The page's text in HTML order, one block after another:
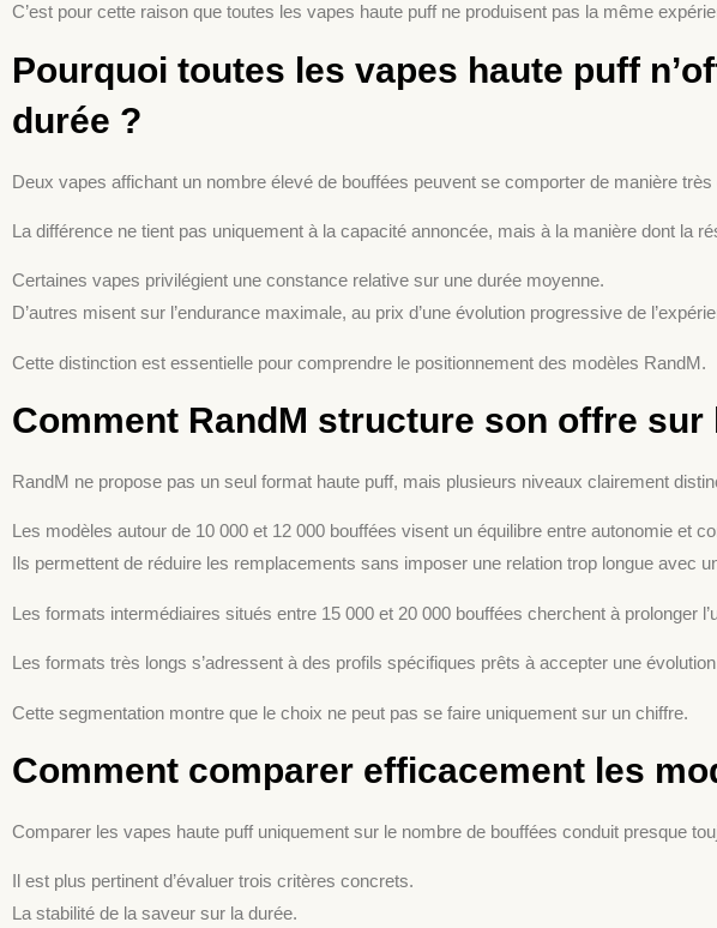
C’est pour cette raison que toutes les vapes haute puff ne produisent pas la même
Pourquoi toutes les vapes haute puff
durée ?
Deux vapes affichant un nombre élevé de bouffées peuvent se comporter de manière très
La différence ne tient pas uniquement à la capacité annoncée, mais à la manière dont la
Certaines vapes privilégient une constance relative sur une durée moyenne.
D’autres misent sur l’endurance maximale, au prix d’une évolution progressive de
Cette distinction est essentielle pour comprendre le positionnement des modèles RandM.
Comment RandM structure son offre
RandM ne propose pas un seul format haute puff, mais plusieurs niveaux clairement
Les modèles autour de 10 000 et 12 000 bouffées visent un équilibre entre autonomie et
Ils permettent de réduire les remplacements sans imposer une relation trop longue avec
Les formats intermédiaires situés entre 15 000 et 20 000 bouffées cherchent à prolonger
Les formats très longs s’adressent à des profils spécifiques prêts à accepter une
Cette segmentation montre que le choix ne peut pas se faire uniquement sur un chiffre.
Comment comparer efficacement les
Comparer les vapes haute puff uniquement sur le nombre de bouffées conduit presque
Il est plus pertinent d’évaluer trois critères concrets.
La stabilité de la saveur sur la durée.